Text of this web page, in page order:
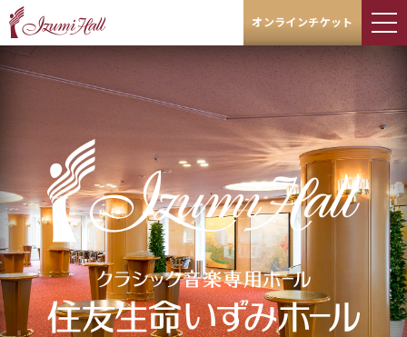
オンラインチケット